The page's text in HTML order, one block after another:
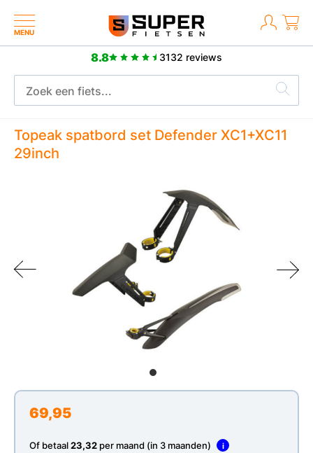
MENU
8.8 3132 reviews
2 jaar fabrieksgarantie
Topeak spatbord set Defender XC1+XC11
29inch
69,95
Of betaal23,32 per maand (in 3 maanden) i